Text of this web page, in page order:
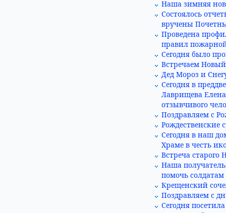
Наша зимняя
Состоялось
вручены
Проведена
правил
Сегодня было
Встречаем Новый
Дед Мороз и
Сегодня в
Лаврищева
отзывчивого
Поздравляем c
Рождественские
Сегодня в наш
Храме в честь
Встреча старого
Наша
помочь
Крещенский
Поздравляем с
Сегодня